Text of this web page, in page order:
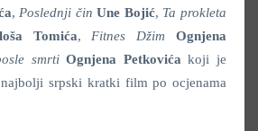
, Poslednji čin Une Bojić, Ta prokleta
Tomića, Fitnes DžimOgnjena
smrti Ognjena Petkovića koji je
srpski kratki film po ocjenama